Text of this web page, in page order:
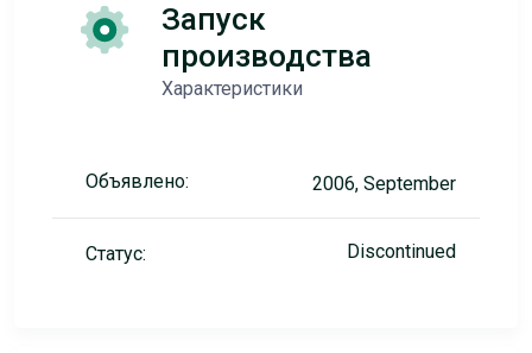
Запуск
производства
Характеристики
Объявлено: 2006, September
Статус: Discontinued